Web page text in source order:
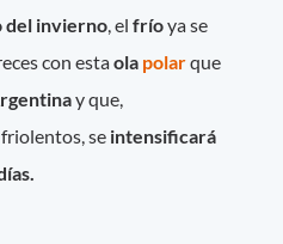
del invierno , elfríoya se
con estaola polarque
y que,
se intensificará